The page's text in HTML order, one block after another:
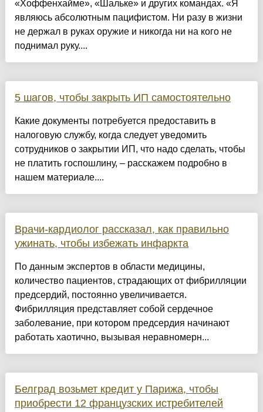
«Хоффенхайме», «Шальке» и других командах. «Я
являюсь абсолютным пацифистом. Ни разу в жизни
не держал в руках оружие и никогда ни на кого не
поднимал руку....
5 шагов, чтобы закрыть ИП самостоятельно
Какие документы потребуется предоставить в
налоговую службу, когда следует уведомить
сотрудников о закрытии ИП, что надо сделать, чтобы
не платить госпошлину, – расскажем подробно в
нашем материале....
Врачи-кардиолог рассказал, как правильно
ужинать, чтобы избежать инфаркта
По данным экспертов в области медицины,
количество пациентов, страдающих от фибрилляции
предсердий, постоянно увеличивается.
Фибрилляция представляет собой сердечное
заболевание, при котором предсердия начинают
работать хаотично, вызывая неравномерн...
Белград возьмет кредит у Парижа, чтобы
приобрести 12 французских истребителей